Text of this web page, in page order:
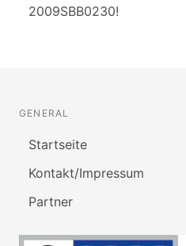
2009SBB0230!
GENERAL
Startseite
Kontakt/Impressum
Partner